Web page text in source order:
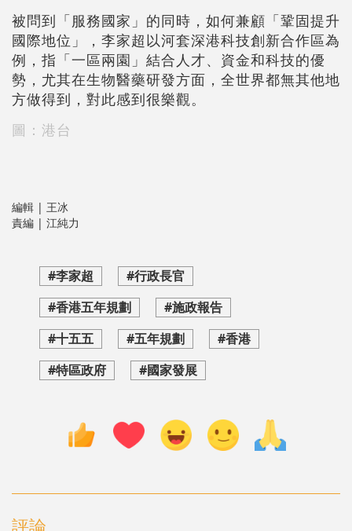
被問到「服務國家」的同時，如何兼顧「鞏固提升
國際地位」，李家超以河套深港科技創新合作區為
例，指「一區兩園」結合人才、資金和科技的優
勢，尤其在生物醫藥研發方面，全世界都無其他地
方做得到，對此感到很樂觀。
圖：港台
編輯 | 王冰
責編 | 江純力
#李家超
#行政長官
#香港五年規劃
#施政報告
#十五五
#五年規劃
#香港
#特區政府
#國家發展
評論